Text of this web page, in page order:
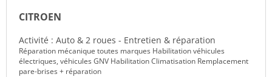
CITROEN
Activité : Auto & 2 roues - Entretien & réparation
Réparation mécanique toutes marques Habilitation véhicules
électriques, véhicules GNV Habilitation Climatisation Remplacement
pare-brises + réparation